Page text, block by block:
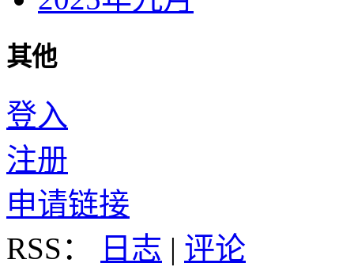
其他
登入
注册
申请链接
RSS：
日志 | 评论